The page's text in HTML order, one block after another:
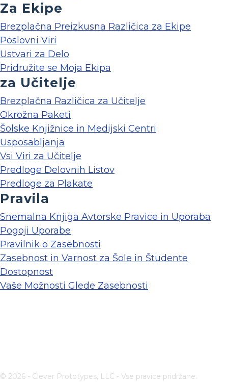
Za Ekipe
Brezplačna Preizkusna Različica za Ekipe
Poslovni Viri
Ustvari za Delo
Pridružite se Moja Ekipa
za Učitelje
Brezplačna Različica za Učitelje
Okrožna Paketi
Šolske Knjižnice in Medijski Centri
Usposabljanja
Vsi Viri za Učitelje
Predloge Delovnih Listov
Predloge za Plakate
Pravila
Snemalna Knjiga Avtorske Pravice in Uporaba
Pogoji Uporabe
Pravilnik o Zasebnosti
Zasebnost in Varnost za Šole in Študente
Dostopnost
Vaše Možnosti Glede Zasebnosti
© 2026 - Clever Prototypes, LLC - Vse pravice pridržane.